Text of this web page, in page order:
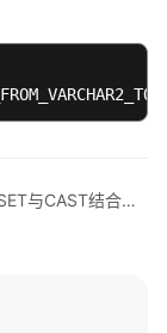
上一篇：U0100092: 目标数据库不支持MULTISET与CAST结合使用